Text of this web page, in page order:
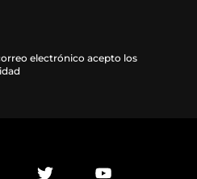
electrónico acepto los